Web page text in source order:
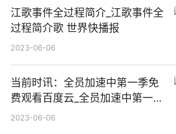
江歌事件全过程简介_江歌事件全
过程简介歌 世界快播报
2023-06-06
当前时讯：全员加速中第一季免
费观看百度云_全员加速中第一季
免费观看百度云可投屏
2023-06-06